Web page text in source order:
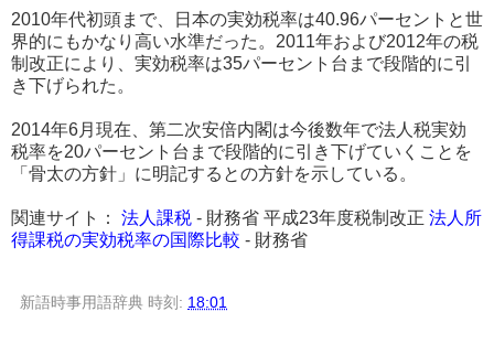
2010年代初頭まで、日本の実効税率は40.96パーセントと世
界的にもかなり高い水準だった。2011年および2012年の税
制改正により、実効税率は35パーセント台まで段階的に引
き下げられた。
2014年6月現在、第二次安倍内閣は今後数年で法人税実効
税率を20パーセント台まで段階的に引き下げていくことを
「骨太の方針」に明記するとの方針を示している。
関連サイト： 法人課税 - 財務省 平成23年度税制改正 法人所
得課税の実効税率の国際比較 - 財務省
新語時事用語辞典 時刻: 18:01